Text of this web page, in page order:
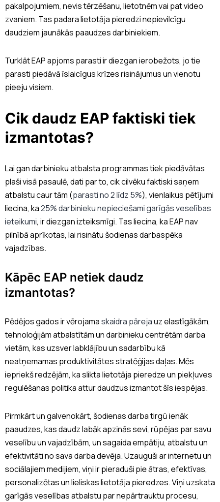
pakalpojumiem, nevis tērzēšanu, lietotnēm vai pat video
zvaniem. Tas padara lietotāja pieredzi nepievilcīgu
daudziem jaunākās paaudzes darbiniekiem.
Turklāt EAP apjoms parasti ir diezgan ierobežots, jo tie
parasti piedāvā īslaicīgus krīzes risinājumus un vienotu
pieeju visiem.
Cik daudz EAP faktiski tiek
izmantotas?
Lai gan darbinieku atbalsta programmas tiek piedāvātas
plaši visā pasaulē, dati par to, cik cilvēku faktiski saņem
atbalstu caur tām (parasti no 2 līdz 5%), vienlaikus pētījumi
liecina, ka25% darbinieku nepieciešami garīgās veselības
ieteikumi, ir diezgan izteiksmīgi. Tas liecina, ka EAP nav
pilnībā aprīkotas, lai risinātu šodienas darbaspēka
vajadzības.
Kāpēc EAP netiek daudz
izmantotas?
Pēdējos gados ir vērojamaskaidra pārejauz elastīgākām,
tehnoloģijām atbalstītām un darbinieku centrētām darba
vietām, kas uzsver labklājību un sadarbību kā
neatņemamas produktivitātes stratēģijas daļas. Mēs
iepriekš redzējām, ka slikta lietotāja pieredze un piekļuves
regulēšanas politika attur daudzus izmantot šīs iespējas.
Pirmkārt un galvenokārt, šodienas darba tirgū ienāk
paaudzes, kas daudz labāk apzinās sevi, rūpējas par savu
veselību un vajadzībām, un sagaida empātiju, atbalstu un
efektivitāti no sava darba devēja. Uzauguši ar internetu un
sociālajiem medijiem, viņi ir pieraduši pie ātras, efektīvas,
personalizētas un lieliskas lietotāja pieredzes. Viņi uzskata
garīgās veselības atbalstu par nepārtrauktu procesu,